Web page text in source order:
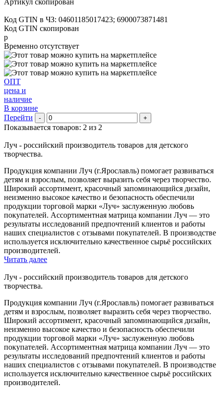
Код GTIN в ЧЗ: 04601185017423; 6900073871481
Код GTIN скопирован
р
Временно отсутствует
ОПТ
цена и
наличие
В корзине
Перейти
- +
Показывается товаров: 2 из 2
Луч - российский производитель товаров для детского
творчества.
Продукция компании Луч (г.Ярославль) помогает развиваться
детям и взрослым, позволяет выразить себя через творчество.
Широкий ассортимент, красочный запоминающийся дизайн,
неизменно высокое качество и безопасность обеспечили
продукции торговой марки «Луч» заслуженную любовь
покупателей. Ассортиментная матрица компании Луч — это
результаты исследований предпочтений клиентов и работы
наших специалистов с отзывами покупателей. В производстве
используется исключительно качественное сырьё российских
производителей.
Читать далее
Луч - российский производитель товаров для детского
творчества.
Продукция компании Луч (г.Ярославль) помогает развиваться
детям и взрослым, позволяет выразить себя через творчество.
Широкий ассортимент, красочный запоминающийся дизайн,
неизменно высокое качество и безопасность обеспечили
продукции торговой марки «Луч» заслуженную любовь
покупателей. Ассортиментная матрица компании Луч — это
результаты исследований предпочтений клиентов и работы
наших специалистов с отзывами покупателей. В производстве
используется исключительно качественное сырьё российских
производителей.